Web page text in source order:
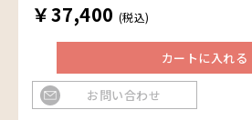
￥37,400 (税込)
カートに入れる
お問い合わせ